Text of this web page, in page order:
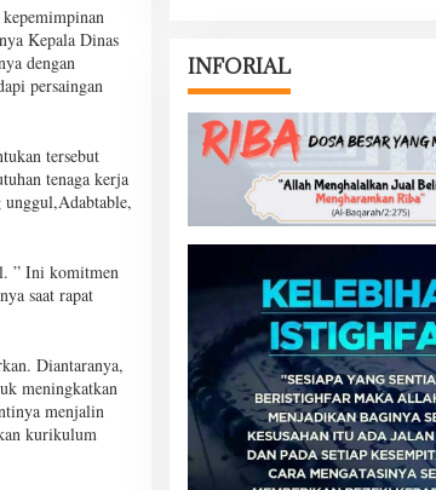
Kepala Dinas
dengan
persaingan
tersebut
tenaga kerja
” Ini komitmen
saat rapat
Diantaranya,
meningkatkan
menjalin
kurikulum
INFORIAL